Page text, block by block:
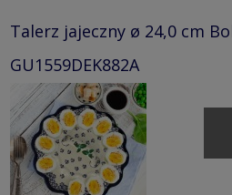
Talerz jajeczny ø 24,0 cm
GU1559DEK882A